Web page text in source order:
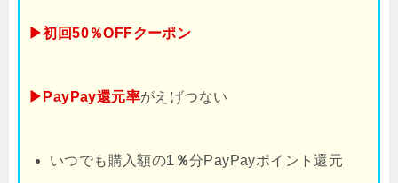
▶初回50％OFFクーポン
▶PayPay還元率がえげつない
いつでも購入額の1％分PayPayポイント還元